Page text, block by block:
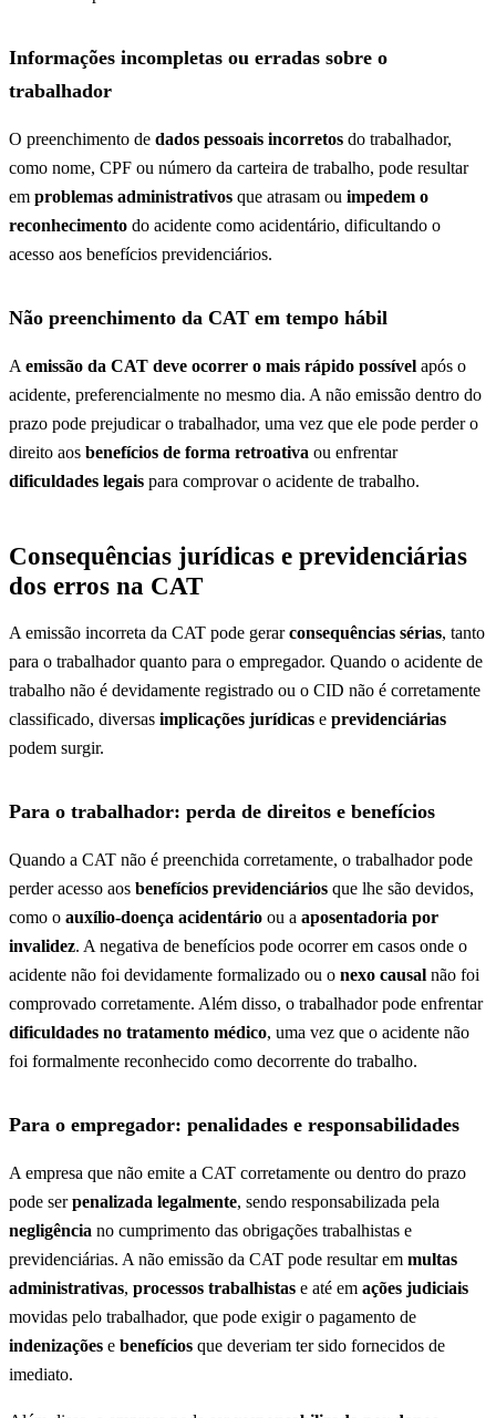
Informações incompletas ou erradas sobre o
trabalhador
O preenchimento de dados pessoais incorretos do trabalhador,
como nome, CPF ou número da carteira de trabalho, pode resultar
em problemas administrativos que atrasam ou impedem o
reconhecimento do acidente como acidentário, dificultando o
acesso aos benefícios previdenciários.
Não preenchimento da CAT em tempo hábil
A emissão da CAT deve ocorrer o mais rápido possível após o
acidente, preferencialmente no mesmo dia. A não emissão dentro do
prazo pode prejudicar o trabalhador, uma vez que ele pode perder o
direito aos benefícios de forma retroativa ou enfrentar
dificuldades legais para comprovar o acidente de trabalho.
Consequências jurídicas e previdenciárias
dos erros na CAT
A emissão incorreta da CAT pode gerarconsequências sérias, tanto
para o trabalhador quanto para o empregador. Quando o acidente de
trabalho não é devidamente registrado ou o CID não é corretamente
classificado, diversas implicações jurídicas e previdenciárias
podem surgir.
Para o trabalhador: perda de direitos e benefícios
Quando a CAT não é preenchida corretamente, o trabalhador pode
perder acesso aos benefícios previdenciários que lhe são devidos,
como o auxílio-doença acidentário ou a aposentadoria por
invalidez. A negativa de benefícios pode ocorrer em casos onde o
acidente não foi devidamente formalizado ou o nexo causal não foi
comprovado corretamente. Além disso, o trabalhador pode enfrentar
dificuldades no tratamento médico, uma vez que o acidente não
foi formalmente reconhecido como decorrente do trabalho.
Para o empregador: penalidades e responsabilidades
A empresa que não emite a CAT corretamente ou dentro do prazo
pode serpenalizada legalmente, sendo responsabilizada pela
negligência no cumprimento das obrigações trabalhistas e
previdenciárias. A não emissão da CAT pode resultar em multas
administrativas, processos trabalhistas e até em ações judiciais
movidas pelo trabalhador, que pode exigir o pagamento de
indenizações e benefícios que deveriam ter sido fornecidos de
imediato.